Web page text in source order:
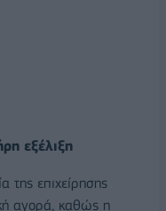
εξέλιξη
της επιχείρησης
αγορά, καθώς η